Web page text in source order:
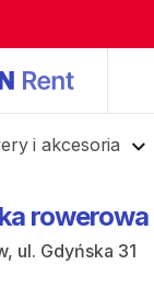
i akcesoria
rowerowa
ul. Gdyńska 31